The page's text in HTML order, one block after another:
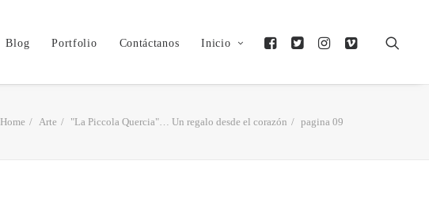
Blog Portfolio Contáctanos Inicio
Home Arte "La Piccola Quercia"… Un regalo desde el corazón pagina 09